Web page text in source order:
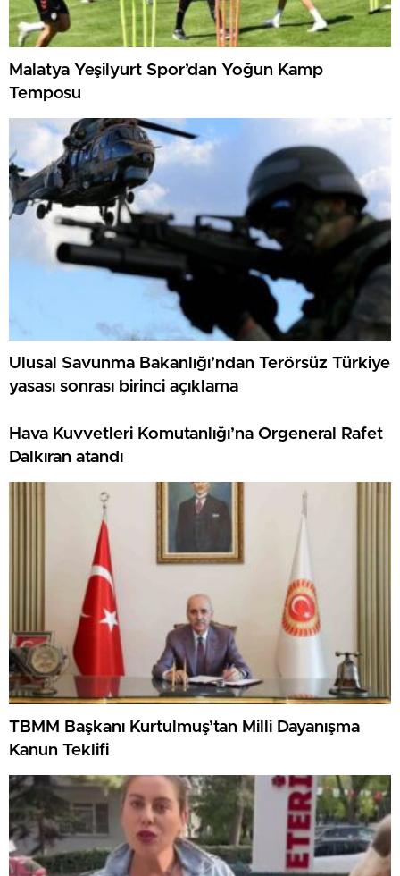
Malatya Yeşilyurt Spor’dan Yoğun Kamp
Temposu
Ulusal Savunma Bakanlığı’ndan Terörsüz Türkiye
yasası sonrası birinci açıklama
Hava Kuvvetleri Komutanlığı’na Orgeneral Rafet
Dalkıran atandı
TBMM Başkanı Kurtulmuş’tan Milli Dayanışma
Kanun Teklifi